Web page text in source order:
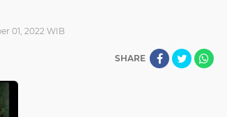
01, 2022 WIB
SHARE